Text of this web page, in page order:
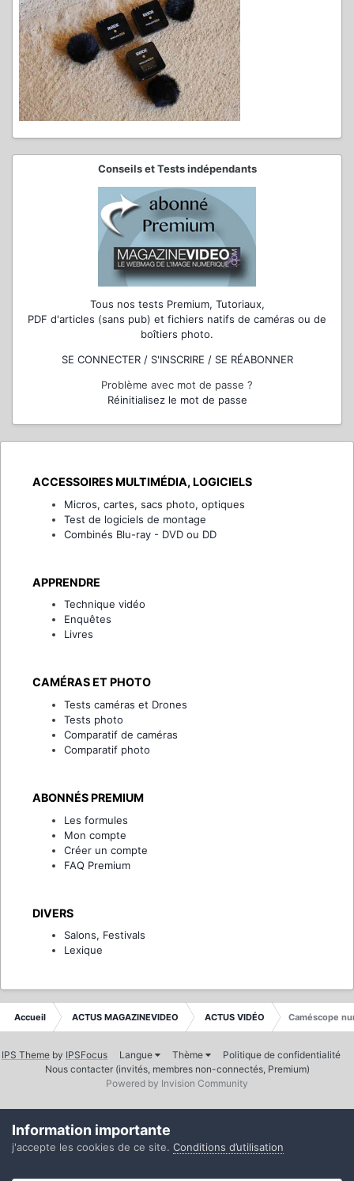
Conseils et Tests indépendants
Tous nos tests Premium, Tutoriaux,
PDF d'articles (sans pub) et fichiers natifs de caméras ou de
boîtiers photo.
SE CONNECTER / S'INSCRIRE / SE RÉABONNER
Problème avec mot de passe ?
Réinitialisez le mot de passe
ACCESSOIRES MULTIMÉDIA, LOGICIELS
Micros, cartes, sacs photo, optiques
Test de logiciels de montage
Combinés Blu-ray - DVD ou DD
APPRENDRE
Technique vidéo
Enquêtes
Livres
CAMÉRAS ET PHOTO
Tests caméras et Drones
Tests photo
Comparatif de caméras
Comparatif photo
ABONNÉS PREMIUM
Les formules
Mon compte
Créer un compte
FAQ Premium
DIVERS
Salons, Festivals
Lexique
Accueil ACTUS MAGAZINEVIDEO ACTUS VIDÉO Caméscope
IPS Theme by IPSFocus Langue Thème
Politique de confidentialité
Nous contacter (invités, membres non-connectés, Premium)
Powered by Invision Community
Information importante
j'accepte les cookies de ce site. Conditions d’utilisation